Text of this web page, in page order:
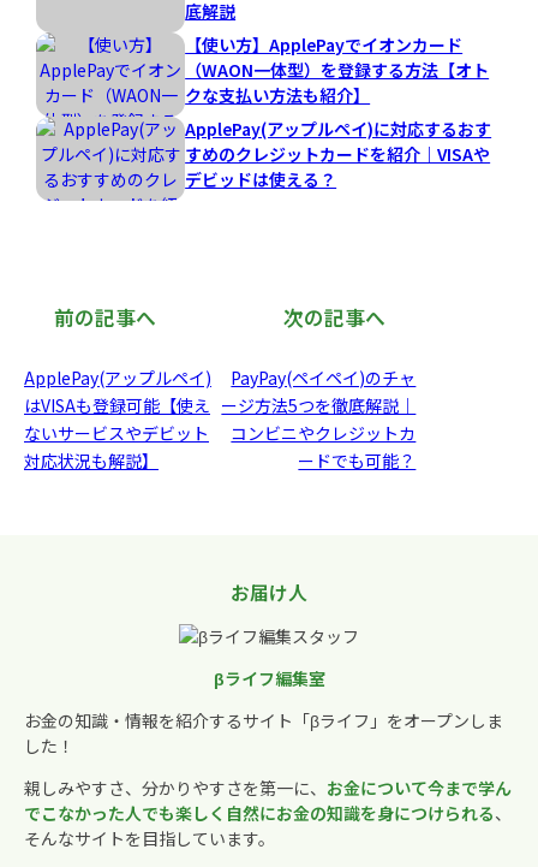
底解説
【使い方】ApplePayでイオンカード
（WAON一体型）を登録する方法【オト
クな支払い方法も紹介】
ApplePay(アップルペイ)に対応するおす
すめのクレジットカードを紹介｜VISAや
デビッドは使える？
前の記事へ
ApplePay(アップルペイ)
はVISAも登録可能【使え
ないサービスやデビット
対応状況も解説】
次の記事へ
PayPay(ペイペイ)のチャ
ージ方法5つを徹底解説｜
コンビニやクレジットカ
ードでも可能？
お届け人
βライフ編集室
お金の知識・情報を紹介するサイト「βライフ」をオープンしま
した！
親しみやすさ、分かりやすさを第一に、 お金について今まで学ん
でこなかった人でも楽しく自然にお金の知識を身につけられる、
そんなサイトを目指しています。